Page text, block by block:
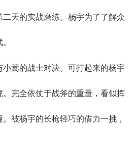
天的实战磨练。杨宇为了了解众
蒿的战士对决。可打起来的杨宇
完全依仗于战斧的重量，看似挥
被杨宇的长枪轻巧的借力一挑，